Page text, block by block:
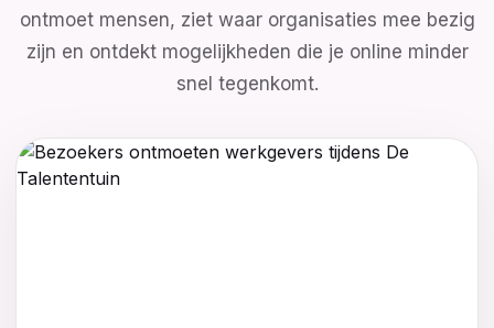
ontmoet mensen, ziet waar organisaties mee bezig
zijn en ontdekt mogelijkheden die je online minder
snel tegenkomt.